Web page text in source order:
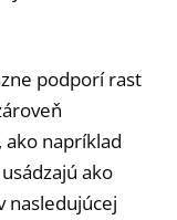
podporí rast
napríklad
ako
nasledujúcej